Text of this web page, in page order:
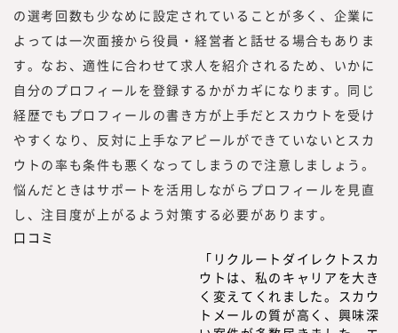
の選考回数も少なめに設定されていることが多く、企業に
よっては一次面接から役員・経営者と話せる場合もありま
す。なお、適性に合わせて求人を紹介されるため、いかに
自分のプロフィールを登録するかがカギになります。同じ
経歴でもプロフィールの書き方が上手だとスカウトを受け
やすくなり、反対に上手なアピールができていないとスカ
ウトの率も条件も悪くなってしまうので注意しましょう。
悩んだときはサポートを活用しながらプロフィールを見直
し、注目度が上がるよう対策する必要があります。
口コミ
「リクルートダイレクトスカ
ウトは、私のキャリアを大き
く変えてくれました。スカウ
トメールの質が高く、興味深